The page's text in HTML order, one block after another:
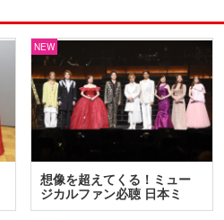
NEW
想像を超えてくる！ミュー
ジカルファン必聴 日本ミ
ュ…